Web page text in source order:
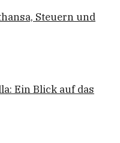
Steuern und
Ein Blick auf das